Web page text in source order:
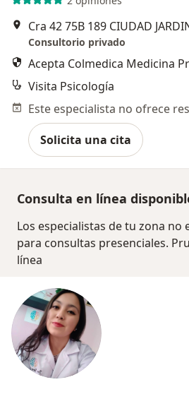
Cra 42 75B 189 CIUDAD
Consultorio privado
Acepta Colmedica Medicina
Visita Psicología
Solicita una cita
Consulta en línea
Los especialistas de tu zona no
para consultas presenciales.
línea